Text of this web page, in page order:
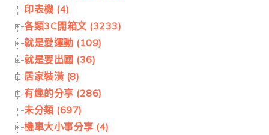
印表機 (4)
各類3C開箱文 (3233)
就是愛運動 (109)
就是要出國 (36)
居家裝潢 (8)
有趣的分享 (286)
未分類 (697)
機車大小事分享 (4)